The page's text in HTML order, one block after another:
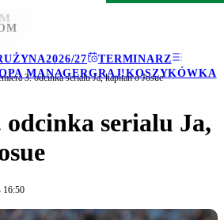
2026/27
TERMINARZ
MANAGERGRAJ!KOSZYKÓWKA
3. odcinka serialu Ja, kapitan o Josue
odcinka serialu Ja,
16:50